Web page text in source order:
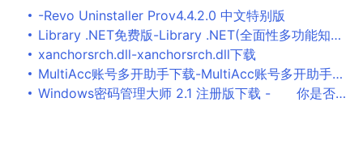
-Revo Uninstaller Prov4.4.2.0 中文特别版
Library .NET免费版-Library .NET(全面性多功能知识管理系统)下载 v19.1.6590官方版
xanchorsrch.dll-xanchorsrch.dll下载
MultiAcc账号多开助手下载-MultiAcc账号多开助手下载 v1.8免费版
Windows密码管理大师 2.1 注册版下载 - 你是否经常出入各大论坛，并且